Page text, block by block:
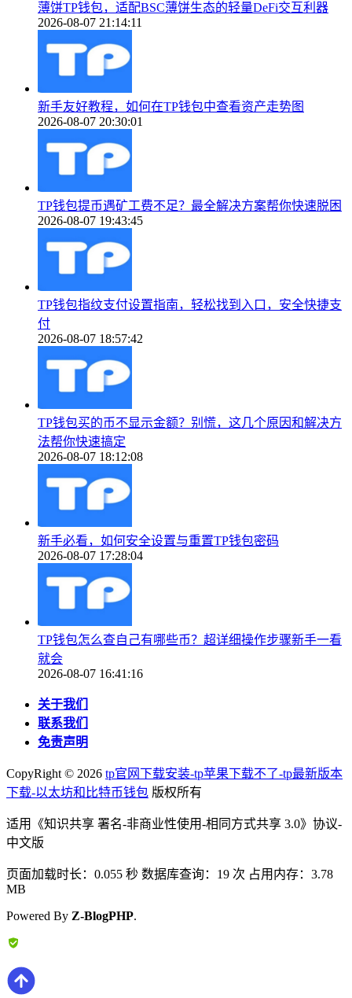
薄饼TP钱包，适配BSC薄饼生态的轻量DeFi交互利器
2026-08-07 21:14:11
新手友好教程，如何在TP钱包中查看资产走势图
2026-08-07 20:30:01
TP钱包提币遇矿工费不足？最全解决方案帮你快速脱困
2026-08-07 19:43:45
TP钱包指纹支付设置指南，轻松找到入口，安全快捷支
付
2026-08-07 18:57:42
TP钱包买的币不显示金额？别慌，这几个原因和解决方
法帮你快速搞定
2026-08-07 18:12:08
新手必看，如何安全设置与重置TP钱包密码
2026-08-07 17:28:04
TP钱包怎么查自己有哪些币？超详细操作步骤新手一看
就会
2026-08-07 16:41:16
关于我们
联系我们
免责声明
CopyRight © 2026 tp官网下载安装-tp苹果下载不了-tp最新版本
下载-以太坊和比特币钱包 版权所有
适用《知识共享 署名-非商业性使用-相同方式共享 3.0》协议-
中文版
页面加载时长：0.055 秒 数据库查询：19 次 占用内存：3.78
MB
Powered By Z-BlogPHP.